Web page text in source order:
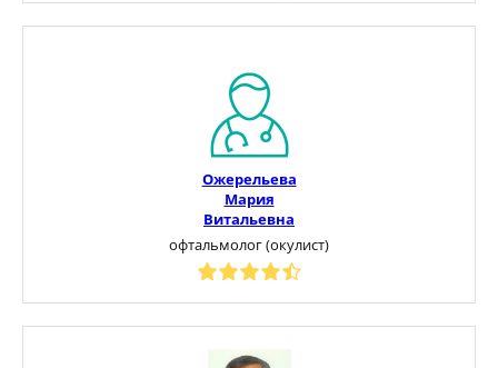
Ожерельева
Мария
Витальевна
офтальмолог (окулист)